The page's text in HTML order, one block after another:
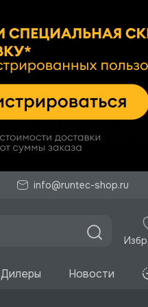
info@runtec-shop.ru
Дилеры Новости